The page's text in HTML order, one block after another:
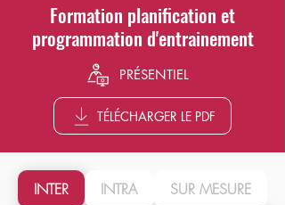
Formation planification et
programmation d'entrainement
PRÉSENTIEL
TÉLÉCHARGER LE PDF
INTER INTRA SUR MESURE